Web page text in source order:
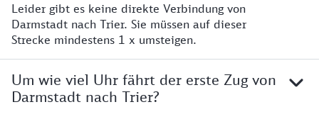
Leider gibt es keine direkte Verbindung von
Darmstadt nach Trier. Sie müssen auf dieser
Strecke mindestens 1 x umsteigen.
Um wie viel Uhr fährt der erste Zug von
Darmstadt nach Trier?